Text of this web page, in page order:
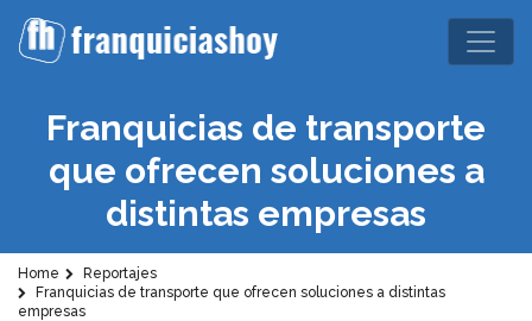
Franquicias de transporte
que ofrecen soluciones a
distintas empresas
Home
Reportajes
Franquicias de transporte que ofrecen soluciones a distintas
empresas